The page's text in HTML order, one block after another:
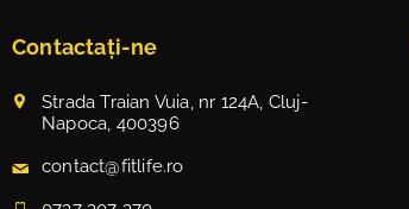
Contactați-ne
Strada Traian Vuia, nr 124A, Cluj-
Napoca, 400396
contact@fitlife.ro